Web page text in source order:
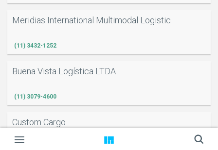
Meridias International Multimodal Logistic
(11) 3432-1252
Buena Vista Logística LTDA
(11) 3079-4600
Custom Cargo